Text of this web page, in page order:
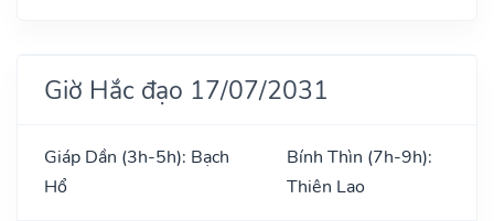
Giờ Hắc đạo 17/07/2031
Giáp Dần (3h-5h): Bạch
Hổ
Bính Thìn (7h-9h):
Thiên Lao